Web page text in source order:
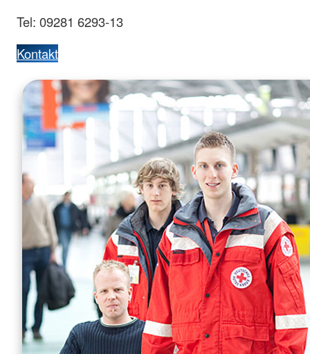
Tel: 09281 6293-13
Kontakt